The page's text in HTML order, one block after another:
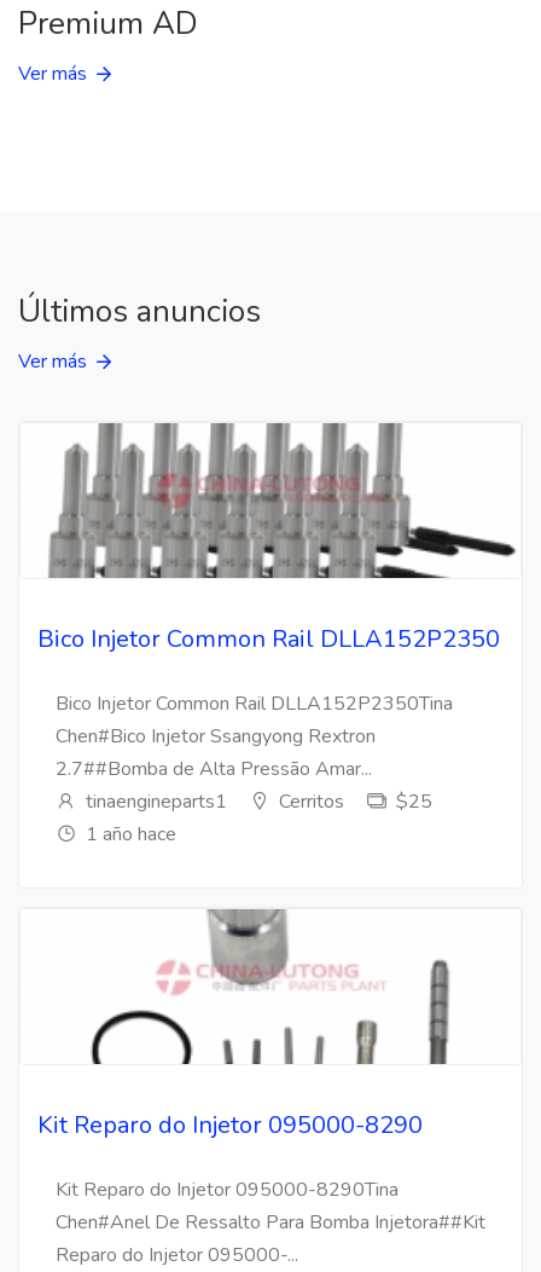
Premium AD
Ver más
Últimos anuncios
Ver más
Bico Injetor Common Rail DLLA152P2350
Bico Injetor Common Rail DLLA152P2350Tina
Chen#Bico Injetor Ssangyong Rextron
2.7##Bomba de Alta Pressão Amar...
tinaengineparts1
Cerritos
$25
1 año hace
Kit Reparo do Injetor 095000-8290
Kit Reparo do Injetor 095000-8290Tina
Chen#Anel De Ressalto Para Bomba Injetora##Kit
Reparo do Injetor 095000-...